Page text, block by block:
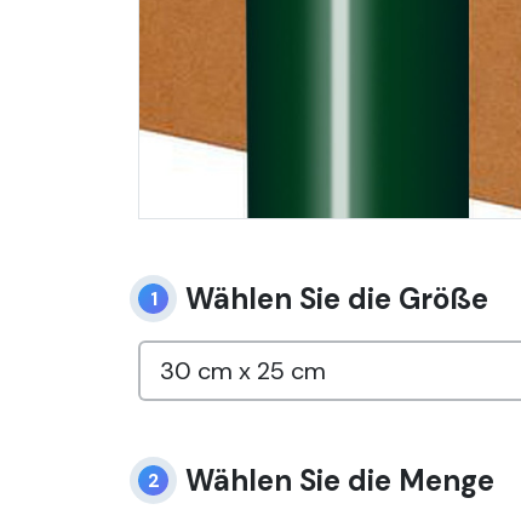
1 Wählen Sie die Größe
2 Wählen Sie die Menge